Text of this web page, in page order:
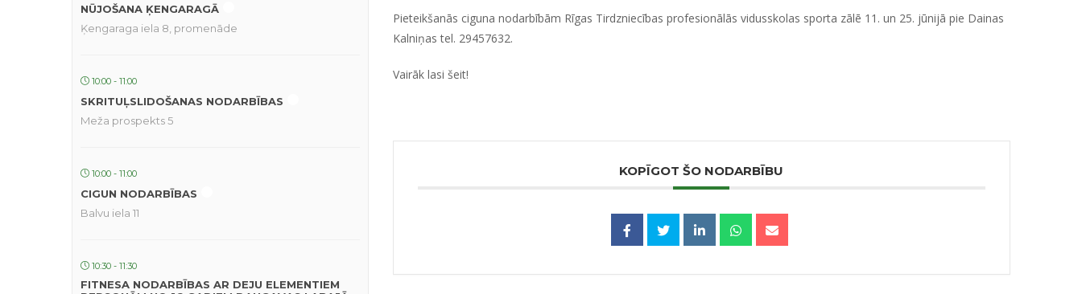
NŪJOŠANA ĶENGARAGĀ
Ķengaraga iela 8, promenāde
10:00 - 11:00
SKRITUĻSLIDOŠANAS NODARBĪBAS
Meža prospekts 5
10:00 - 11:00
CIGUN NODARBĪBAS
Balvu iela 11
10:30 - 11:30
FITNESA NODARBĪBAS AR DEJU ELEMENTIEM
Pieteikšanās ciguna nodarbībām Rīgas Tirdzniecības profesionālās vidusskolas sporta zālē 11. un 25. jūnijā pie Dainas
Kalniņas tel. 29457632.
Vairāk lasi šeit!
KOPĪGOT ŠO NODARBĪBU